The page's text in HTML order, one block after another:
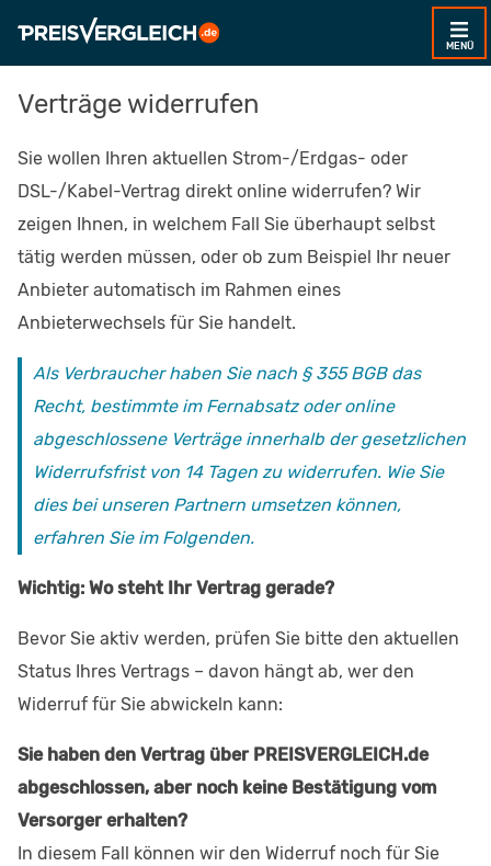
MENÜ
Verträge widerrufen
Sie wollen Ihren aktuellen Strom-/Erdgas- oder
DSL-/Kabel-Vertrag direkt online widerrufen? Wir
zeigen Ihnen, in welchem Fall Sie überhaupt selbst
tätig werden müssen, oder ob zum Beispiel Ihr neuer
Anbieter automatisch im Rahmen eines
Anbieterwechsels für Sie handelt.
Als Verbraucher haben Sie nach § 355 BGB das
Recht, bestimmte im Fernabsatz oder online
abgeschlossene Verträge innerhalb der gesetzlichen
Widerrufsfrist von 14 Tagen zu widerrufen. Wie Sie
dies bei unseren Partnern umsetzen können,
erfahren Sie im Folgenden.
Wichtig: Wo steht Ihr Vertrag gerade?
Bevor Sie aktiv werden, prüfen Sie bitte den aktuellen
Status Ihres Vertrags – davon hängt ab, wer den
Widerruf für Sie abwickeln kann:
Sie haben den Vertrag über PREISVERGLEICH.de
abgeschlossen, aber noch keine Bestätigung vom
Versorger erhalten?
In diesem Fall können wir den Widerruf noch für Sie